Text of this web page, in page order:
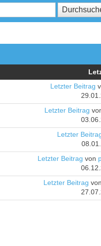
Letzter Beitrag
Letzter Beitrag
Letzter
Letzter Beitrag von
Letzter Beitrag von